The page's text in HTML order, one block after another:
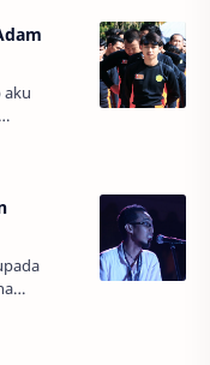
aku
raga,
belakang